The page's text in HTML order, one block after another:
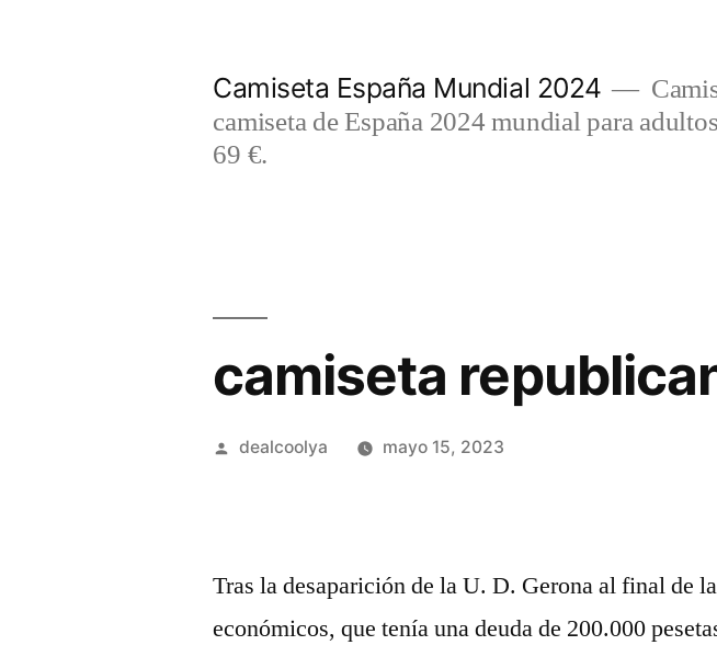
Camiseta España Mundial 2024
camiseta de España 2024 mundial para
69 €.
camiseta
Publicado
dealcoolya mayo 15, 2023
Tras la desaparición de la U. D. Gerona al final de
económicos, que tenía una deuda de 200.000